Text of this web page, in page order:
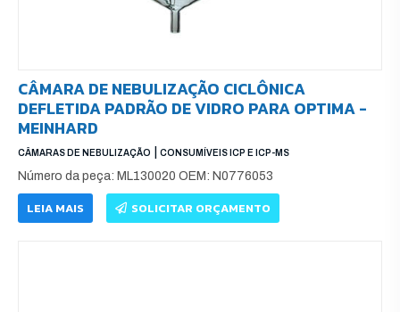
CÂMARA DE NEBULIZAÇÃO CICLÔNICA
DEFLETIDA PADRÃO DE VIDRO PARA OPTIMA -
MEINHARD
CÂMARAS DE NEBULIZAÇÃO CONSUMÍVEIS ICP E ICP-MS
Número da peça: ML130020 OEM: N0776053
LEIA MAIS SOLICITAR ORÇAMENTO